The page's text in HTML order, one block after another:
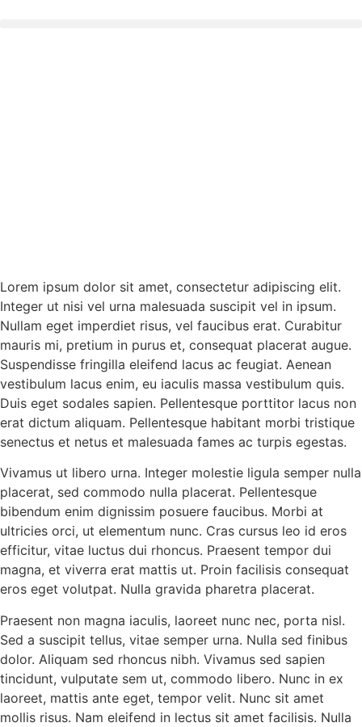
Lorem ipsum dolor sit amet, consectetur adipiscing elit.
Integer ut nisi vel urna malesuada suscipit vel in ipsum.
Nullam eget imperdiet risus, vel faucibus erat. Curabitur
mauris mi, pretium in purus et, consequat placerat augue.
Suspendisse fringilla eleifend lacus ac feugiat. Aenean
vestibulum lacus enim, eu iaculis massa vestibulum quis.
Duis eget sodales sapien. Pellentesque porttitor lacus non
erat dictum aliquam. Pellentesque habitant morbi tristique
senectus et netus et malesuada fames ac turpis egestas.
Vivamus ut libero urna. Integer molestie ligula semper nulla
placerat, sed commodo nulla placerat. Pellentesque
bibendum enim dignissim posuere faucibus. Morbi at
ultricies orci, ut elementum nunc. Cras cursus leo id eros
efficitur, vitae luctus dui rhoncus. Praesent tempor dui
magna, et viverra erat mattis ut. Proin facilisis consequat
eros eget volutpat. Nulla gravida pharetra placerat.
Praesent non magna iaculis, laoreet nunc nec, porta nisl.
Sed a suscipit tellus, vitae semper urna. Nulla sed finibus
dolor. Aliquam sed rhoncus nibh. Vivamus sed sapien
tincidunt, vulputate sem ut, commodo libero. Nunc in ex
laoreet, mattis ante eget, tempor velit. Nunc sit amet
mollis risus. Nam eleifend in lectus sit amet facilisis. Nulla